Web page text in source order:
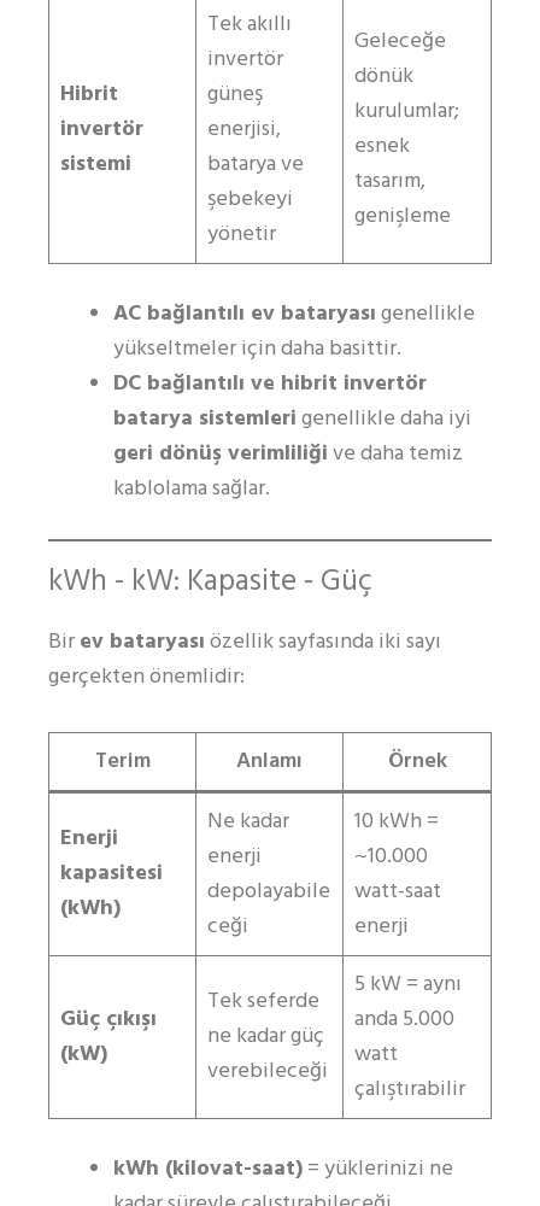
Hibrit
invertör
sistemi
Tek akıllı
invertör
güneş
enerjisi,
batarya ve
şebekeyi
yönetir
Geleceğe
dönük
kurulumlar;
esnek
tasarım,
genişleme
AC bağlantılı ev bataryasıgenellikle
yükseltmeler için daha basittir.
DC bağlantılı ve hibrit invertör
batarya sistemlerigenellikle daha iyi
geri dönüş verimliliğive daha temiz
kablolama sağlar.
kWh - kW: Kapasite - Güç
Birev bataryasıözellik sayfasında iki sayı
gerçekten önemlidir:
Terim Anlamı Örnek
Enerji
kapasitesi
(kWh)
Ne kadar
enerji
depolayabile
ceği
10 kWh =
~10.000
watt-saat
enerji
Güç çıkışı
(kW)
Tek seferde
ne kadar güç
verebileceği
5 kW = aynı
anda 5.000
watt
çalıştırabilir
kWh (kilovat-saat)= yüklerinizi ne